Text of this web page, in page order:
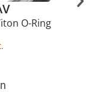
O-Ring